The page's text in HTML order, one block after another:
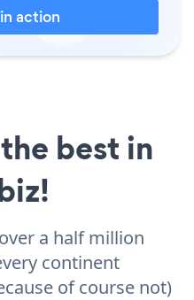
action
best in
a half million
continent
of course not)